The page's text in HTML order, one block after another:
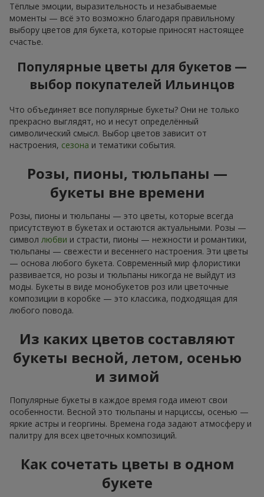
Тёплые эмоции, выразительность и незабываемые
моменты — всё это возможно благодаря правильному
выбору цветов для букета, которые приносят настоящее
счастье.
Популярные цветы для букетов —
выбор покупателей Ильинцов
Что объединяет все популярные букеты? Они не только
прекрасно выглядят, но и несут определённый
символический смысл. Выбор цветов зависит от
настроения, сезона и тематики события.
Розы, пионы, тюльпаны —
букеты вне времени
Розы, пионы и тюльпаны — это цветы, которые всегда
присутствуют в букетах и остаются актуальными. Розы —
символ любви и страсти, пионы — нежности и романтики,
тюльпаны — свежести и весеннего настроения. Эти цветы
— основа любого букета. Современный мир флористики
развивается, но розы и тюльпаны никогда не выйдут из
моды. Букеты в виде монобукетов роз или цветочные
композиции в коробке — это классика, подходящая для
любого повода.
Из каких цветов составляют
букеты весной, летом, осенью
и зимой
Популярные букеты в каждое время года имеют свои
особенности. Весной это тюльпаны и нарциссы, осенью —
яркие астры и георгины. Времена года задают атмосферу и
палитру для всех цветочных композиций.
Как сочетать цветы в одном
букете